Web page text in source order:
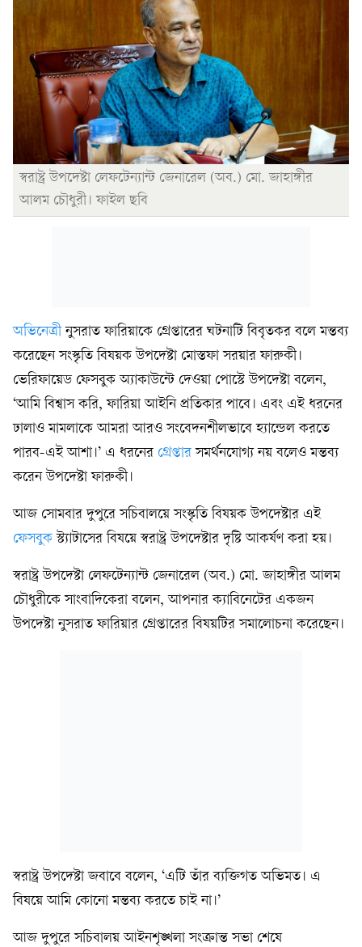
স্বরাষ্ট্র উপদেষ্টা লেফটেন্যান্ট জেনারেল (অব.) মো. জাহাঙ্গীর
আলম চৌধুরী। ফাইল ছবি
অভিনেত্রীনুসরাত ফারিয়াকে গ্রেপ্তারের ঘটনাটি বিবৃতকর বলে মন্তব্য
করেছেন সংস্কৃতি বিষয়ক উপদেষ্টা মোস্তফা সরয়ার ফারুকী।
ভেরিফায়েড ফেসবুক অ্যাকাউন্টে দেওয়া পোস্টে উপদেষ্টা বলেন,
‘আমি বিশ্বাস করি, ফারিয়া আইনি প্রতিকার পাবে। এবং এই ধরনের
ঢালাও মামলাকে আমরা আরও সংবেদনশীলভাবে হ্যান্ডেল করতে
পারব-এই আশা।’ এ ধরনের গ্রেপ্তার সমর্থনযোগ্য নয় বলেও মন্তব্য
করেন উপদেষ্টা ফারুকী।
আজ সোমবার দুপুরে সচিবালয়ে সংস্কৃতি বিষয়ক উপদেষ্টার এই
ফেসবুক স্ট্যাটাসের বিষয়ে স্বরাষ্ট্র উপদেষ্টার দৃষ্টি আকর্ষণ করা হয়।
স্বরাষ্ট্র উপদেষ্টা লেফটেন্যান্ট জেনারেল (অব.) মো. জাহাঙ্গীর আলম
চৌধুরীকে সাংবাদিকেরা বলেন, আপনার ক্যাবিনেটের একজন
উপদেষ্টা নুসরাত ফারিয়ার গ্রেপ্তারের বিষয়টির সমালোচনা করেছেন।
স্বরাষ্ট্র উপদেষ্টা জবাবে বলেন, ‘এটি তাঁর ব্যক্তিগত অভিমত। এ
বিষয়ে আমি কোনো মন্তব্য করতে চাই না।’
আজ দুপুরে সচিবালয় আইনশৃঙ্খলা সংক্রান্ত সভা শেষে